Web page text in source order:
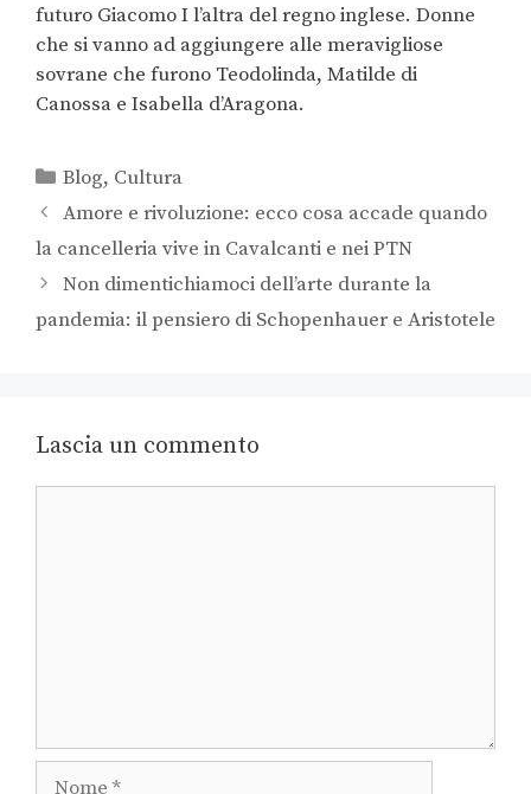
futuro Giacomo I l’altra del regno inglese. Donne
che si vanno ad aggiungere alle meravigliose
sovrane che furono Teodolinda, Matilde di
Canossa e Isabella d’Aragona.
Blog, Cultura
Amore e rivoluzione: ecco cosa accade quando
la cancelleria vive in Cavalcanti e nei PTN
Non dimentichiamoci dell’arte durante la
pandemia: il pensiero di Schopenhauer e Aristotele
Lascia un commento